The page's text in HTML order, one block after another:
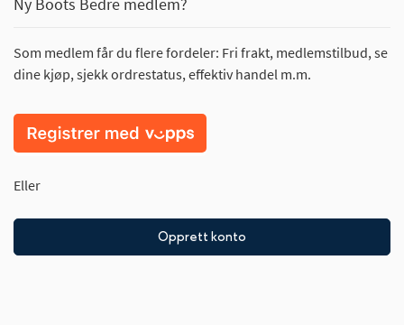
Som medlem får du flere fordeler: Fri frakt, medlemstilbud, se
dine kjøp, sjekk ordrestatus, effektiv handel m.m.
Eller
Opprett konto